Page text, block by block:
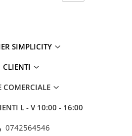
SIMPLICITY
CLIENTI
COMERCIALE
L - V 10:00 - 16:00
0742564546